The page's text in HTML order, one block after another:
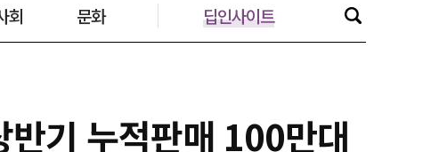
회 문화 딥인사이트 인천 24˚C
울산 25˚C
기 누적판매 100만대